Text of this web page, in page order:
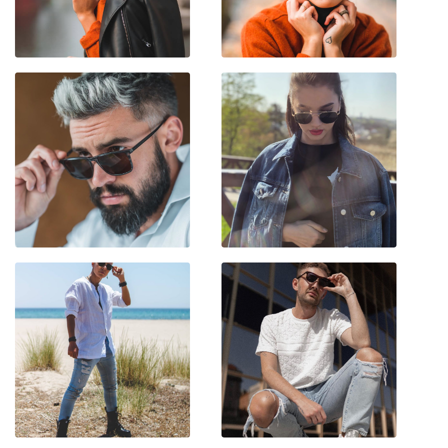
Waga:
45 g
Regulowane noski:
Nie
Etui:
Nie
Ściereczka do czyszczenia:
Tak
Damskie
Okulary przeciwsłoneczne
Marka:
Polaroid
Zastosowanie:
Moda
Kod:
PLD 4059/S 086/LA 53